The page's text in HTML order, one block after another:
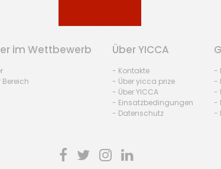
im Wettbewerb
Bereich
Über YICCA
- Kontakte
- Über yicca prize
- Über YICCA
- Einsatzbedingungen
- Datenschutz
-
-
-
-
-